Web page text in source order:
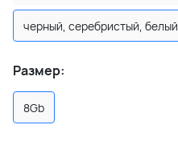
черный, серебристый, белый
Размер:
8Gb